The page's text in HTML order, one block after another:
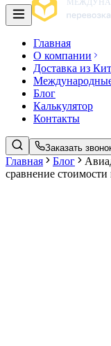
Главная
О компании
Доставка из
Блог
Калькулятор
Контакты
Заказать
Главная Блог
сравнение стоимости